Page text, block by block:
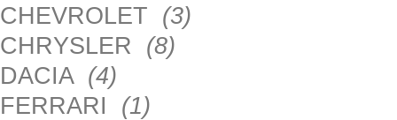
CHEVROLET (3)
CHRYSLER (8)
DACIA (4)
FERRARI (1)